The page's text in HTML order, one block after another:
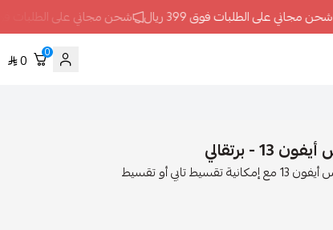
مجاني على الطلبات فوق 399 ريال شحن مجاني على الطلبات فوق 399
0
0
يوفر متجر الكترون فيفا مدريد مورفيكس كفر مع مسكه ومغناطيس أيفون 13 مع إمكانية تقسيط تابي أو تقسيط